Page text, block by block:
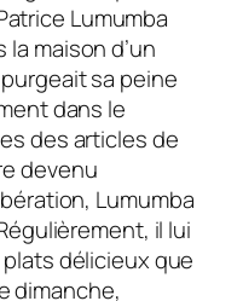
Lumumba
maison d’un
sa peine
dans le
des articles de
devenu
Lumumba
il lui
délicieux que
dimanche,